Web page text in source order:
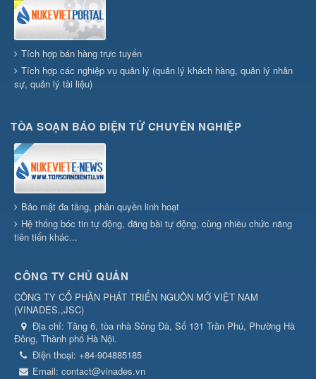
Tích hợp bán hàng trực tuyến
Tích hợp các nghiệp vụ quản lý (quản lý khách hàng, quản lý nhân
sự, quản lý tài liệu)
TÒA SOẠN BÁO ĐIỆN TỬ CHUYÊN NGHIỆP
Bảo mật đa tầng, phân quyền linh hoạt
Hệ thống bóc tin tự động, đăng bài tự động, cùng nhiều chức năng
tiên tiến khác...
CÔNG TY CHỦ QUẢN
CÔNG TY CỔ PHẦN PHÁT TRIỂN NGUỒN MỞ VIỆT NAM
(VINADES.,JSC)
Địa chỉ: Tầng 6, tòa nhà Sông Đà, Số 131 Trần Phú, Phường Hà
Đông, Thành phố Hà Nội.
Điện thoại: +84-904885185
Email: contact@vinades.vn